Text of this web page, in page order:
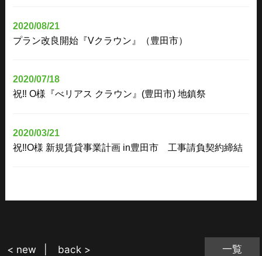
2020/08/21
プラン改良開始『Vクラウン』（豊田市）
2020/07/18
祝‼ O様『べリアス クラウン』(豊田市) 地鎮祭
2020/03/21
祝‼O様 新規賃貸事業計画 in豊田市 工事請負契約締結
一覧
< new back >